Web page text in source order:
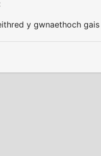
y gwnaethoch gais